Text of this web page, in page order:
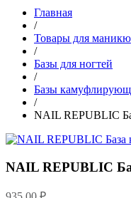
Главная
/
Товары для
/
Базы для ногтей
/
Базы
/
NAIL REPUBLIC
NAIL REPUBLIC